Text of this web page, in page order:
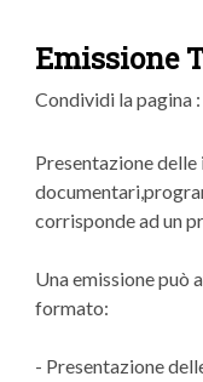
Emissione
Condividi la pagina :
Presentazione
corrisponde ad un
Una emissione può
formato:
- Presentazione